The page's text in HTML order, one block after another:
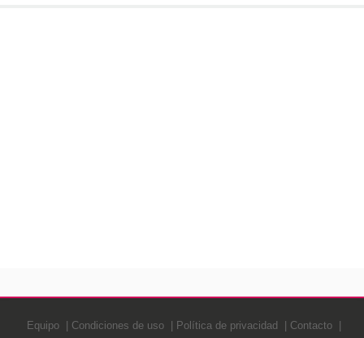
Equipo Condiciones de uso Política de privacidad Contacto